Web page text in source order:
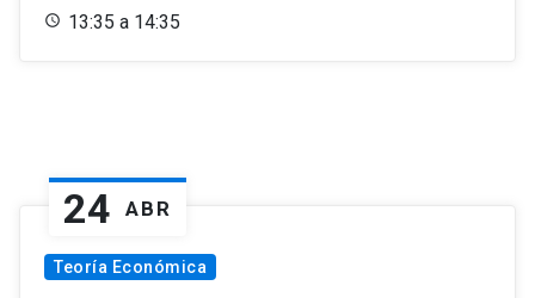
13:35 a 14:35
24 ABR
Teoría Económica